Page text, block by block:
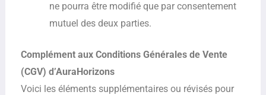
ne pourra être modifié que par consentement
mutuel des deux parties.
Complément aux Conditions Générales de Vente
(CGV) d’AuraHorizons
Voici les éléments supplémentaires ou révisés pour